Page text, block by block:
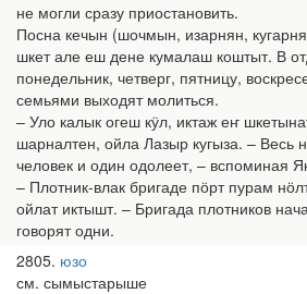
не могли сразу приостановить.
Посна кечын (шочмын, изарнян,
шкет але еш дене кумалаш коштыт. В
понедельник, четверг, пятницу,
семьями выходят молиться.
– Уло калык огеш кӱл, иктаж еҥ
шарналтен, ойла Лазыр кугыза. – Весь
человек и один одолеет, – вспоминая
– Плотник-влак бригаде пӧрт пурам
ойлат иктышт. – Бригада плотников
говорят одни.
2805 юзо
см. сымыстарыше